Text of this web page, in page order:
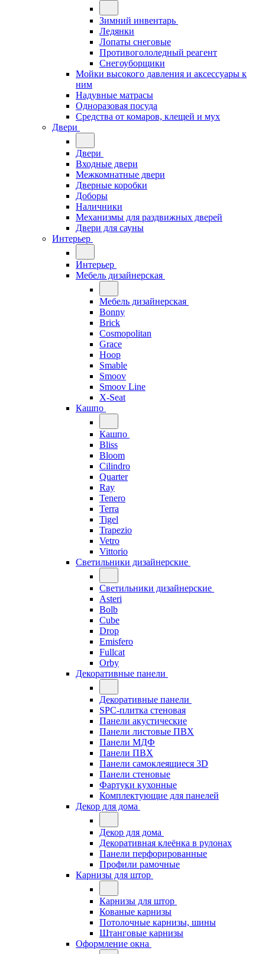
Зимний инвентарь
Ледянки
Лопаты снеговые
Противогололедный реагент
Снегоуборщики
Мойки высокого давления и аксессуары к
ним
Надувные матрасы
Одноразовая посуда
Средства от комаров, клещей и мух
Двери
Двери
Входные двери
Межкомнатные двери
Дверные коробки
Доборы
Наличники
Механизмы для раздвижных дверей
Двери для сауны
Интерьер
Интерьер
Мебель дизайнерская
Мебель дизайнерская
Bonny
Brick
Cosmopolitan
Grace
Hoop
Smable
Smoov
Smoov Line
X-Seat
Кашпо
Кашпо
Bliss
Bloom
Cilindro
Quarter
Ray
Tenero
Terra
Tigel
Trapezio
Vetro
Vittorio
Светильники дизайнерские
Светильники дизайнерские
Asteri
Bolb
Cube
Drop
Emisfero
Fullcat
Orby
Декоративные панели
Декоративные панели
SPC-плитка стеновая
Панели акустические
Панели листовые ПВХ
Панели МДФ
Панели ПВХ
Панели самоклеящиеся 3D
Панели стеновые
Фартуки кухонные
Комплектующие для панелей
Декор для дома
Декор для дома
Декоративная клеёнка в рулонах
Панели перфорированные
Профили рамочные
Карнизы для штор
Карнизы для штор
Кованые карнизы
Потолочные карнизы, шины
Штанговые карнизы
Оформление окна